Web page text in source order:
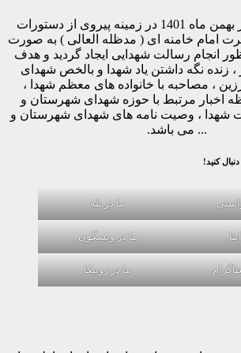
رسانه کمیل مدیا در بهمن ماه 1401 در زمینه پیروی از دستورات
امام خامنه ای ( مدظله العالی ) به صورت
انجام رسالت شهدایی ایجاد گردید و هدف
، زنده نگه داشتن یاد شهدا و بالخص شهدای
، مصاحبه با خانواده های معظم شهدا ،
اخبار مرتبط با حوزه شهدای شهرستان و
شهدا ، وصیت نامه های شهدای شهرستان و
... می باشد.
کنید!
ما در بله
ما در ویسگون
ما در روبیکا